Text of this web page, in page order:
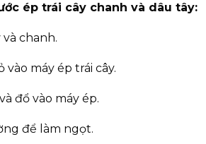
ép trái cây chanh và dâu tây:
và chanh.
vào máy ép trái cây.
đổ vào máy ép.
để làm ngọt.